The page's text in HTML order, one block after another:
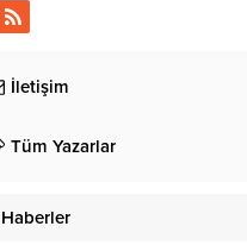
İletişim
Tüm Yazarlar
Haberler